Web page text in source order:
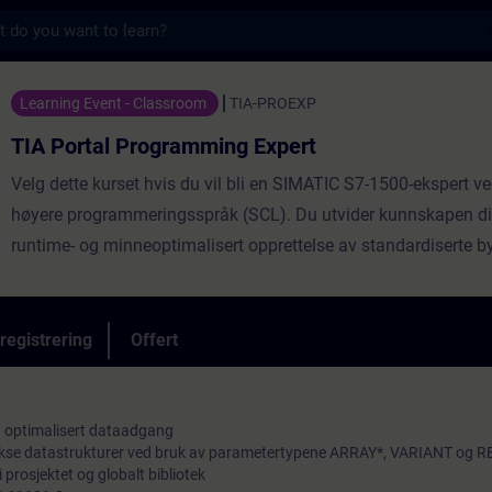
Expert - Utbildning - Utbildning
Learning Event - Classroom TIA-PROEXP
TIA Portal Programming Expert
Velg dette kurset hvis du vil bli en SIMATIC S7-1500-ekspert
høyere programmeringsspråk (SCL). Du utvider kunnskapen
runtime- og minneoptimalisert opprettelse av standardiserte
det høyere programmeringsspråket.
Offert
optimalisert dataadgang
datastrukturer ved bruk av parametertypene ARRAY*, VARIANT og
prosjektet og globalt bibliotek